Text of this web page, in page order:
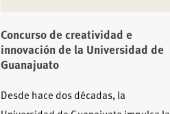
Concurso de creatividad e
innovación de la Universidad de
Guanajuato
Desde hace dos décadas, la